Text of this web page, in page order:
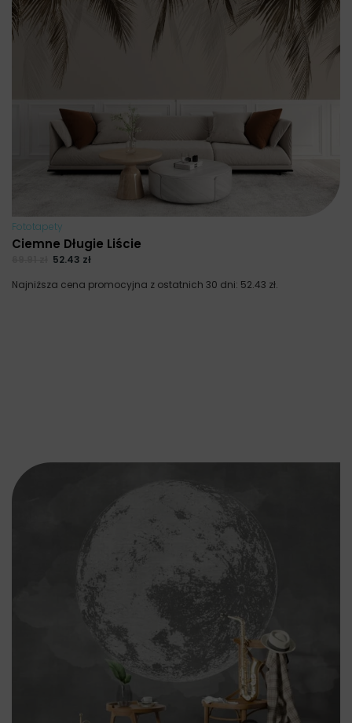
Fototapety
Ciemne Długie Liście
52.43 zł
Najniższa cena promocyjna z ostatnich 30 dni: 52.43 zł.